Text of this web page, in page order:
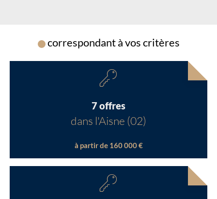
Chargement...correspondant à vos critères
7 offres
dans l'Aisne (02)
à partir de 160 000 €